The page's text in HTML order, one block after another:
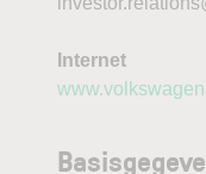
Internet